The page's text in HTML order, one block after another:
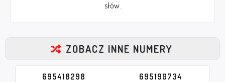
słów.
ZOBACZ INNE NUMERY
695418298 695190734